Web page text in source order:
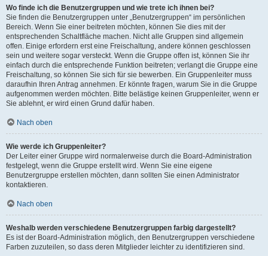
Wo finde ich die Benutzergruppen und wie trete ich ihnen bei?
Sie finden die Benutzergruppen unter „Benutzergruppen“ im persönlichen
Bereich. Wenn Sie einer beitreten möchten, können Sie dies mit der
entsprechenden Schaltfläche machen. Nicht alle Gruppen sind allgemein
offen. Einige erfordern erst eine Freischaltung, andere können geschlossen
sein und weitere sogar versteckt. Wenn die Gruppe offen ist, können Sie ihr
einfach durch die entsprechende Funktion beitreten; verlangt die Gruppe eine
Freischaltung, so können Sie sich für sie bewerben. Ein Gruppenleiter muss
daraufhin Ihren Antrag annehmen. Er könnte fragen, warum Sie in die Gruppe
aufgenommen werden möchten. Bitte belästige keinen Gruppenleiter, wenn er
Sie ablehnt, er wird einen Grund dafür haben.
Nach oben
Wie werde ich Gruppenleiter?
Der Leiter einer Gruppe wird normalerweise durch die Board-Administration
festgelegt, wenn die Gruppe erstellt wird. Wenn Sie eine eigene
Benutzergruppe erstellen möchten, dann sollten Sie einen Administrator
kontaktieren.
Nach oben
Weshalb werden verschiedene Benutzergruppen farbig dargestellt?
Es ist der Board-Administration möglich, den Benutzergruppen verschiedene
Farben zuzuteilen, so dass deren Mitglieder leichter zu identifizieren sind.